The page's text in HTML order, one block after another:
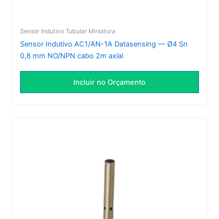
Sensor Indutivo Tubular Miniatura
Sensor Indutivo AC1/AN-1A Datasensing — Ø4 Sn
0,8 mm NO/NPN cabo 2m axial
Incluir no Orçamento